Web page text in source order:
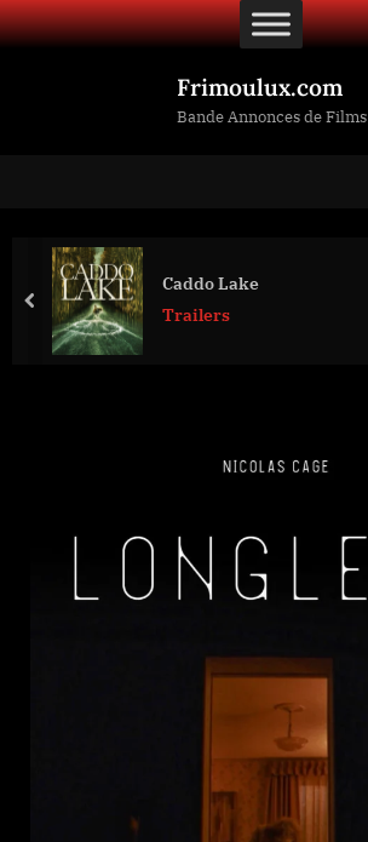
Skip
to
Frimoulux.com
Bande Annonces de Films
Caddo Lake
Trailers
prev